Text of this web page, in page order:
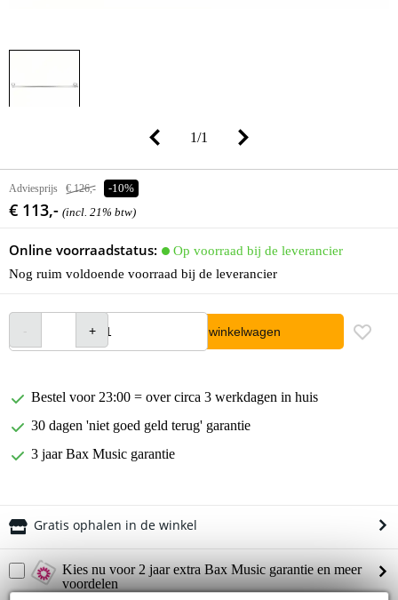
1/1
Adviesprijs € 126,- -10%
€ 113,- (incl. 21% btw)
Online voorraadstatus:
Op voorraad bij de leverancier
Nog ruim voldoende voorraad bij de leverancier
In winkelwagen
Bestel voor 23:00 = over circa 3 werkdagen in huis
30 dagen 'niet goed geld terug' garantie
3 jaar Bax Music garantie
Gratis ophalen in de winkel
Kies nu voor 2 jaar extra Bax Music garantie en meer
voordelen